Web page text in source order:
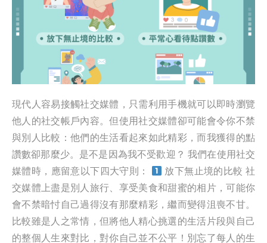
現代人容易接觸社交媒體，只需利用手機就可以即時瀏覽
他人的社交帳戶內容。但使用社交媒體卻可能會令你不禁
與別人比較：他們的生活看起來如此精彩，而我獲得的點
讚數卻那麼少。是不是因為我不受歡迎？ 我們在使用社交
媒體時，應留意以下四大守則：
放下無止境的比較 社
交媒體上盡是別人旅行、享受美食和甜蜜的相片，可能你
會不禁暗忖自己過得沒有那麼精彩，繼而變得沮喪不甘。
比較雖是人之常情，但將他人精心挑選的生活片段與自己
的整個人生來對比，對你自己並不公平！別忘了每人的生